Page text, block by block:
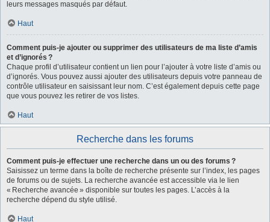
leurs messages masqués par défaut.
Haut
Comment puis-je ajouter ou supprimer des utilisateurs de ma liste d’amis
et d’ignorés ?
Chaque profil d’utilisateur contient un lien pour l’ajouter à votre liste d’amis ou
d’ignorés. Vous pouvez aussi ajouter des utilisateurs depuis votre panneau de
contrôle utilisateur en saisissant leur nom. C’est également depuis cette page
que vous pouvez les retirer de vos listes.
Haut
Recherche dans les forums
Comment puis-je effectuer une recherche dans un ou des forums ?
Saisissez un terme dans la boîte de recherche présente sur l’index, les pages
de forums ou de sujets. La recherche avancée est accessible via le lien
« Recherche avancée » disponible sur toutes les pages. L’accès à la
recherche dépend du style utilisé.
Haut